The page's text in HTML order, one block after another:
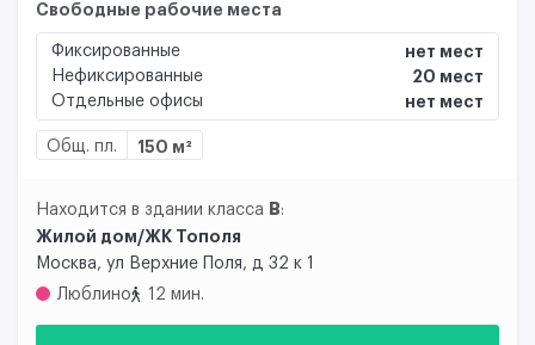
Свободные рабочие места
Фиксированные
нет мест
Нефиксированные
20 мест
Отдельные офисы
нет мест
Общ. пл. 150 м²
Находится в здании класса B:
Жилой дом/ЖК Тополя
Москва, ул Верхние Поля, д 32 к 1
Люблино
12 мин.